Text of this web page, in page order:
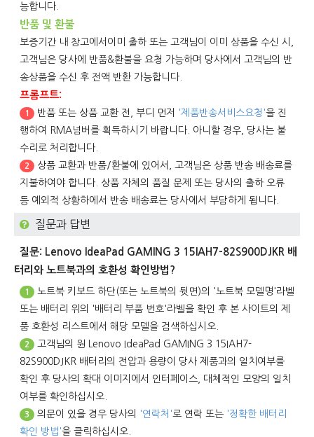
능합니다.
반품 및 환불
보증기간 내 창고에서이미 출하 또는 고객님이 이미 상품을 수신 시,
고객님은 당사에 반품&환불을 요청 가능하며 당사에서 고객님의 반
송상품을 수신 후 전액 반환 가능합니다.
프롬프트:
1 반품 또는 상품 교환 전, 부디 먼저 '제품반송서비스요청'을 진
행하여 RMA넘버를 획득하시기 바랍니다. 아니할 경우, 당사는 불
수리로 처리합니다.
2
상품 교환과 반품/환불에 있어서, 고객님은 상품 반송 배송료를
지불하여야 합니다. 상품 자체의 품질 문제 또는 당사의 출하 오류
등 예외적 상황하에서 반송 배송료는 당사에서 부담하게 됩니다.
질문과 답변
질문: Lenovo IdeaPad GAMING 3 15IAH7-82S900DJKR 배
터리와 노트북과의 호환성 확인방법?
1
노트북 키보드 하단(또는 노트북의 뒷면)의 '노트북 모델명'라벨
또는 배터리 위의 '배터리 부품 번호'라벨을 확인 후 본 사이트의 제
품 호환성 리스트에서 해당 모델을 검색하십시오.
2 고객님의 원
Lenovo IdeaPad GAMING 3 15IAH7-
82S900DJKR 배터리 의 전압과 용량이 당사 제품과의 일치여부를
확인 후 당사의 확대 이미지에서 인터페이스, 대체적인 모양의 일치
여부를 확인하십시오.
3 의문이 있을 경우 당사의 '연락처'로 연락 또는 '정확한 배터리
확인 방법'을 클릭하십시오.